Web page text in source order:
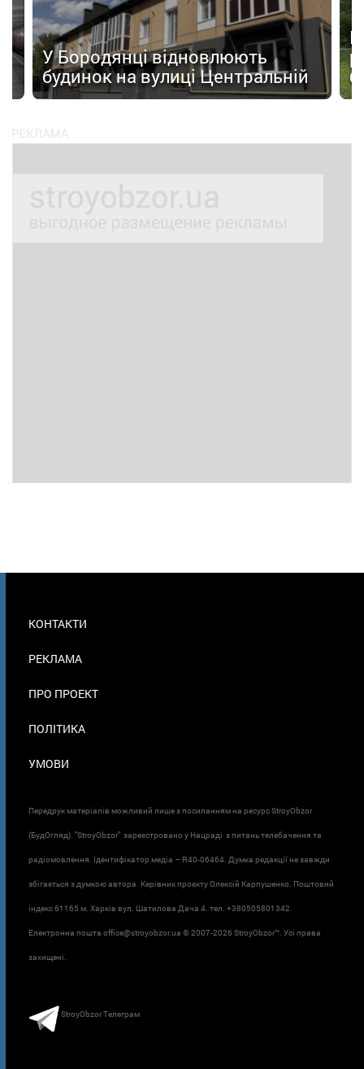
У Бородянці відновлюють
будинок на вулиці Центральній
В
КОНТАКТИ
РЕКЛАМА
ПРО ПРОЕКТ
ПОЛІТИКА
УМОВИ
Передрук матеріалів можливий лише з посиланням на ресурс StroyObzor
(БудОгляд). "StroyObzor" зареєстровано у Нацраді з питань телебачення та
радіомовлення. Ідентифікатор медіа – R40-06464. Думка редакції не завжди
збігається з думкою автора. Керівник проєкту Олексій Карпушенко. Поштовий
індекс 61165 м. Харків вул. Шатилова Дача 4. тел. +380505801342.
Електронна пошта office@stroyobzor.ua © 2007-2026 StroyObzor™. Усі права
захищені.
StroyObzor Телеграм